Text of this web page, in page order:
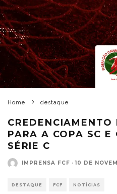
Home destaque
CREDENCIAMENTO
PARA A COPA SC E
SÉRIE C
IMPRENSA FCF · 10 DE
DESTAQUE FCF NOTÍCIAS